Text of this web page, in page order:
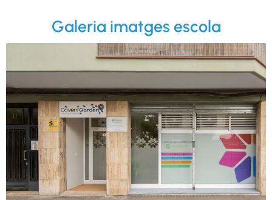
Galeria imatges escola